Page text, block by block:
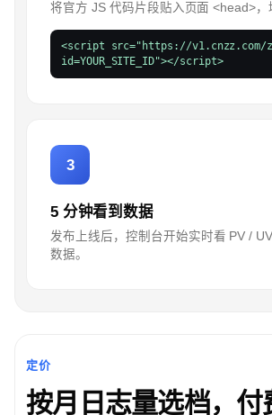
将官方 JS 代码片段贴入页面 <head>，
<script src="https://v1.cnzz.com/
id=YOUR_SITE_ID"></script>
3
5 分钟看到数据
发布上线后，控制台开始实时看 PV /
数据。
定价
按月日志量选档，付